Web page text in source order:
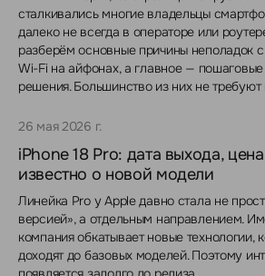
сталкивались многие владельцы
далеко не всегда в операторе или
разберём основные причины неполадок
Wi-Fi на айфонах, а главное —
решения. Большинство из них не
26 мая 2026 г.
iPhone 18 Pro: дата выхода,
известно о новой модели
Линейка Pro у Apple давно стала не
версией», а отдельным направлением.
компания обкатывает новые технологии,
доходят до базовых моделей. Поэтому